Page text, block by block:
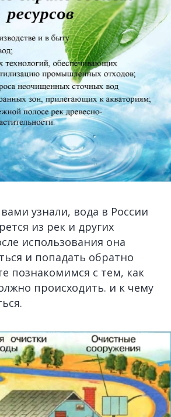
узнали, вода в России
из рек и других
использования она
и попадать обратно
познакомимся с тем, как
происходить. и к чему